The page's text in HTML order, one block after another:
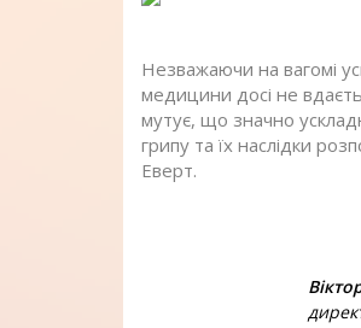
Незважаючи на вагомі
медицини досі не
мутує, що значно
грипу та їх наслідки
Еверт.